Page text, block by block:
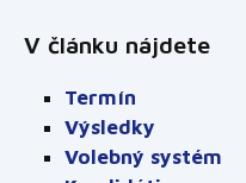
V článku nájdete
Termín
Výsledky
Volebný systém